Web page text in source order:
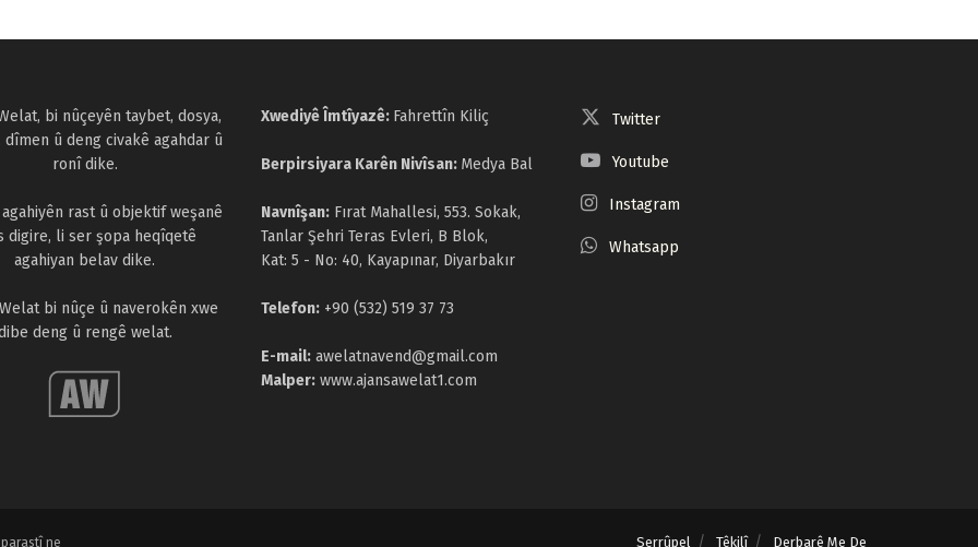
bi nûçeyên taybet, dosya,
û deng civakê agahdar û
ronî dike.
rast û objektif weşanê
digire, li ser şopa heqîqetê
agahiyan belav dike.
bi nûçe û naverokên xwe
deng û rengê welat.
Xwediyê Îmtîyazê: Fahrettîn Kiliç
Berpirsiyara Karên Nivîsan: Medya Bal
Navnîşan: Fırat Mahallesi, 553. Sokak,
Tanlar Şehri Teras Evleri, B Blok,
Kat: 5 - No: 40, Kayapınar, Diyarbakır
Telefon: +90 (532) 519 37 73
E-mail: awelatnavend@gmail.com
Malper: www.ajansawelat1.com
Twitter
Youtube
Instagram
Whatsapp
Serrûpel Têkilî Derbarê Me De
ne